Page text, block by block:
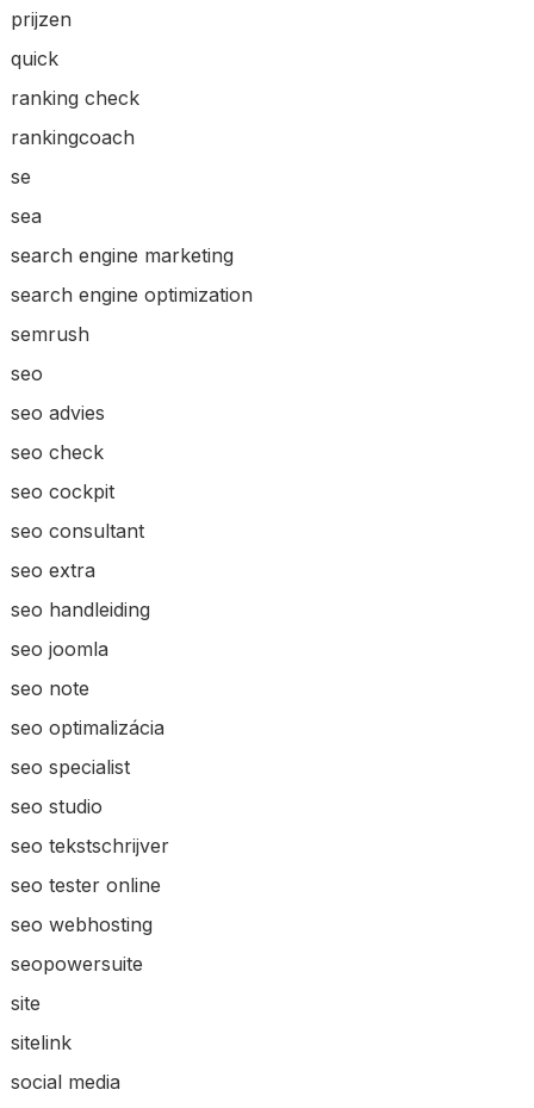
prijzen
quick
ranking check
rankingcoach
se
sea
search engine marketing
search engine optimization
semrush
seo
seo advies
seo check
seo cockpit
seo consultant
seo extra
seo handleiding
seo joomla
seo note
seo optimalizácia
seo specialist
seo studio
seo tekstschrijver
seo tester online
seo webhosting
seopowersuite
site
sitelink
social media